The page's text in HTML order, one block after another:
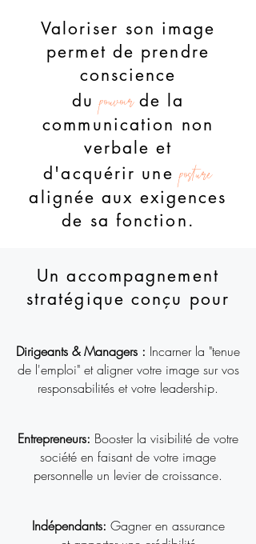
Valoriser son image
permet de prendre
conscience
dupouvoir de la
communication non
verbale et
d'acquérir uneposture
alignée aux exigences
de sa fonction.
Un accompagnement
stratégique conçu pour
Dirigeants & Managers : Incarner la "tenue
de l'emploi" et aligner votre image sur vos
responsabilités et votre leadership.
Entrepreneurs: Booster la visibilité de votre
société en faisant de votre image
personnelle un levier de croissance.
Indépendants: Gagner en assurance